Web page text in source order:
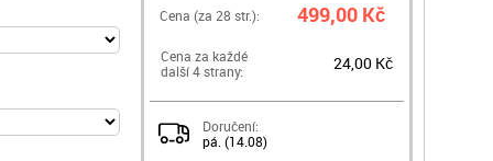
Cena (za 28 str.): 499,00 Kč
Cena za každé
další 4 strany:
24,00 Kč
Doručení:
pá. (14.08)